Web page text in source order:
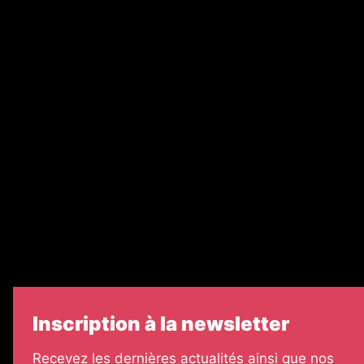
Inscription à la newsletter
Recevez les dernières actualités ainsi que nos